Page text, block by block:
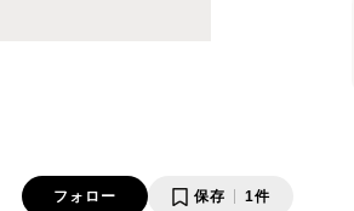
フォロー 保存 1件